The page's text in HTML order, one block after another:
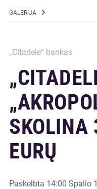
GALERIJA
„Citadele“ bankas
SKOLINA
EURŲ
Paskelbta 14:00 Spalio